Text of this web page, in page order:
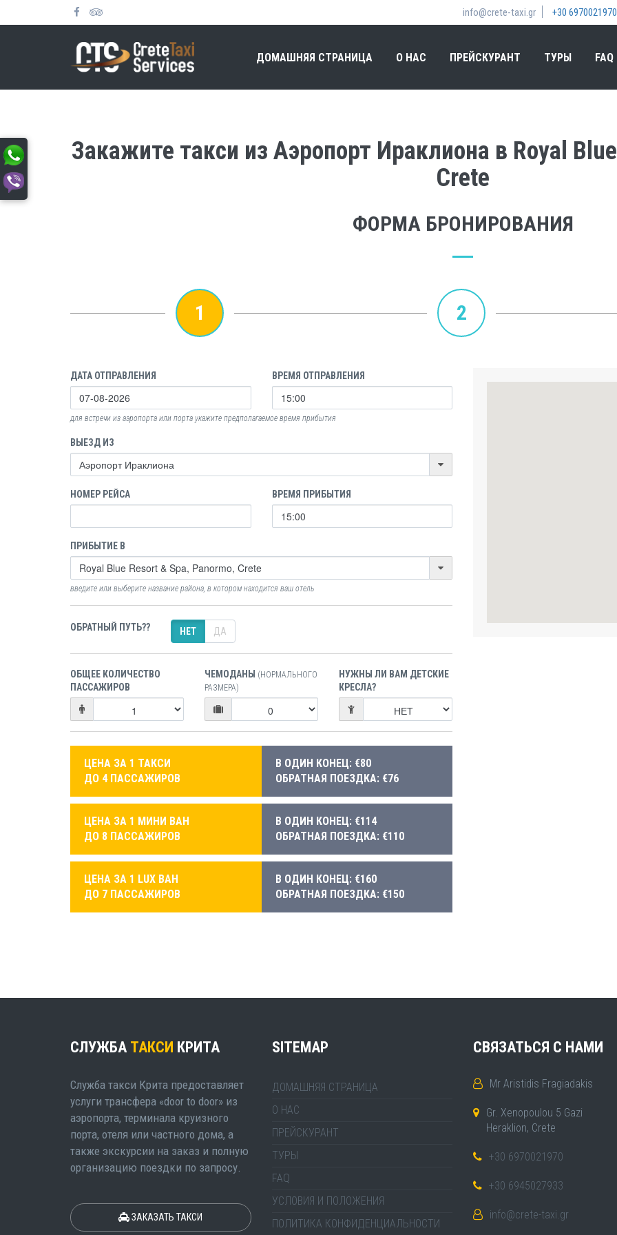
info@crete-taxi.gr +30 6970021970
ДОМАШНЯЯ СТРАНИЦА О НАС ПРЕЙСКУРАНТ ТУРЫ FAQ
Закажите такси из Аэропорт Ираклиона в Royal
Crete
ФОРМА БРОНИРОВАНИЯ
1 2
ДАТА ОТПРАВЛЕНИЯ ВРЕМЯ ОТПРАВЛЕНИЯ
для встречи из аэропорта или порта укажите предполагаемое время прибытия
ВЫЕЗД ИЗ
НОМЕР РЕЙСА ВРЕМЯ ПРИБЫТИЯ
ПРИБЫТИЕ В
введите или выберите название района, в котором находится ваш отель
ОБРАТНЫЙ ПУТЬ?? НЕТ ДА
ОБЩЕЕ КОЛИЧЕСТВО
ПАССАЖИРОВ
ЧЕМОДАНЫ (НОРМАЛЬНОГО
РАЗМЕРА)
НУЖНЫ ЛИ ВАМ ДЕТСКИЕ
КРЕСЛА?
ЦЕНА ЗА 1 ТАКСИ
ДО 4 ПАССАЖИРОВ
В ОДИН КОНЕЦ: €80
ОБРАТНАЯ ПОЕЗДКА: €76
ЦЕНА ЗА 1 МИНИ ВАН
ДО 8 ПАССАЖИРОВ
В ОДИН КОНЕЦ: €114
ОБРАТНАЯ ПОЕЗДКА: €110
ЦЕНА ЗА 1 LUX ВАН
ДО 7 ПАССАЖИРОВ
В ОДИН КОНЕЦ: €160
ОБРАТНАЯ ПОЕЗДКА: €150
СЛУЖБА ТАКСИ КРИТА
Служба такси Крита предоставляет
услуги трансфера «door to door» из
аэропорта, терминала круизного
порта, отеля или частного дома, а
также экскурсии на заказ и полную
организацию поездки по запросу.
ЗАКАЗАТЬ ТАКСИ
SITEMAP
ДОМАШНЯЯ СТРАНИЦА
О НАС
ПРЕЙСКУРАНТ
ТУРЫ
FAQ
УСЛОВИЯ И ПОЛОЖЕНИЯ
ПОЛИТИКА КОНФИДЕНЦИАЛЬНОСТИ
СВЯЗАТЬСЯ С НАМИ
Mr Aristidis Fragiadakis
Gr. Xenopoulou 5 Gazi
Heraklion, Crete
+30 6970021970
+30 6945027933
info@crete-taxi.gr